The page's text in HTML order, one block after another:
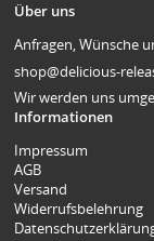
Über uns
Anfragen, Wünsche
shop@delicious-
Wir werden uns
Informationen
Impressum
AGB
Versand
Widerrufsbelehrung